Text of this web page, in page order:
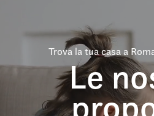
Trova la tua casa a
Le